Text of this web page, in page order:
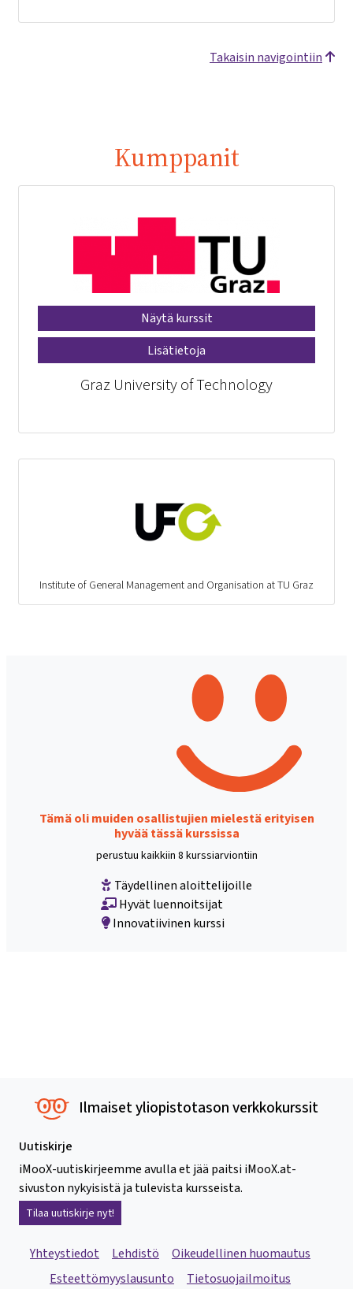
Takaisin navigointiin
Kumppanit
Näytä kurssit
Lisätietoja
Graz University of Technology
Institute of General Management and Organisation at TU Graz
Tämä oli muiden osallistujien mielestä erityisen
hyvää tässä kurssissa
perustuu kaikkiin 8 kurssiarviontiin
Täydellinen aloittelijoille
Hyvät luennoitsijat
Innovatiivinen kurssi
Ilmaiset yliopistotason verkkokurssit
Uutiskirje
iMooX-uutiskirjeemme avulla et jää paitsi iMooX.at-
sivuston nykyisistä ja tulevista kursseista.
Tilaa uutiskirje nyt!
Yhteystiedot Lehdistö
Oikeudellinen huomautus
Esteettömyyslausunto
Tietosuojailmoitus